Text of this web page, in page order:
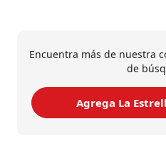
Encuentra más de nuestra
de
Agrega La